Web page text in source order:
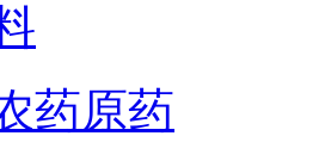
药原药